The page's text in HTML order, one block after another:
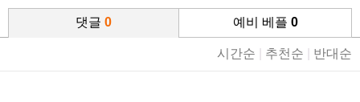
댓글 0 예비 베플 0
시간순 추천순 반대순